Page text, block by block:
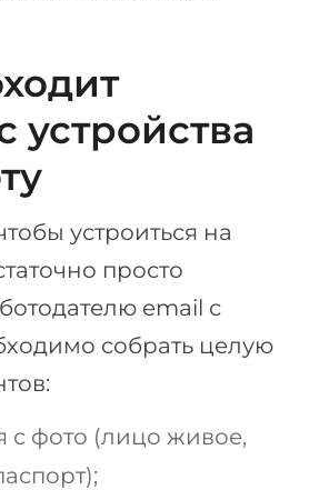
устройства
устроиться на
просто
email с
собрать целую
с фото (лицо живое,